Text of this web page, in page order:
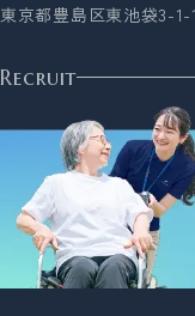
東京都豊島区東池袋3-
Recruit